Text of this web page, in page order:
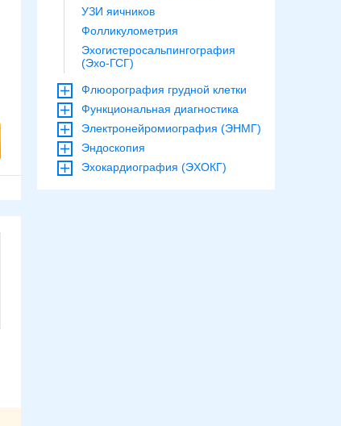
УЗИ яичников
Фолликулометрия
Эхогистеросальпингография
(Эхо-ГСГ)
Флюорография грудной клетки
Функциональная диагностика
Электронейромиография (ЭНМГ)
Эндоскопия
Эхокардиография (ЭХОКГ)